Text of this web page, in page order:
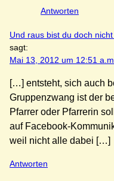
Antworten
Und raus bist du doch
sagt:
Mai 13, 2012 um 12:51
[…] entsteht, sich auch
Gruppenzwang ist der
Pfarrer oder Pfarrerin
auf Facebook-
weil nicht alle dabei […]
Antworten